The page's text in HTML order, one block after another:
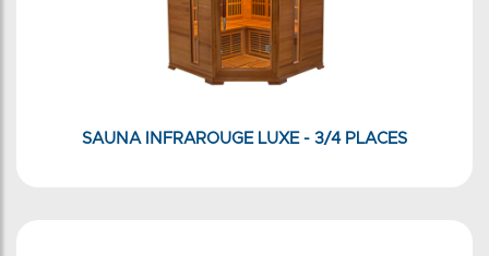
SAUNA INFRAROUGE LUXE - 3/4 PLACES